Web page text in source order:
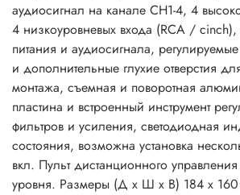
аудиосигнал на канале CH1-4, 4
4 низкоуровневых входа (RCA /
питания и аудиосигнала,
и дополнительные глухие отверстия
монтажа, съемная и поворотная
пластина и встроенный инструмент
фильтров и усиления, светодиодная
состояния, возможна установка
вкл. Пульт дистанционного
уровня. Размеры (Д x Ш x В) 184 x